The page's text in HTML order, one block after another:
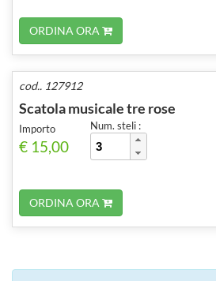
ORDINA ORA
cod.. 127912
Scatola musicale tre rose
Importo
€ 15,00
Num. steli :
ORDINA ORA